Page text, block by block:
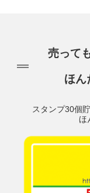
売って
ほん
スタンプ30個
ほ